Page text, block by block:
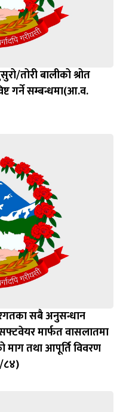
तोरी बालीको श्रोत
गर्ने सम्बन्धमा(आ.व.
सबै अनुसन्धान
मार्फत वासलातमा
माग तथा आपूर्ति विवरण
८४)